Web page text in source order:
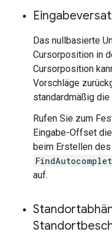
Das nullbasierte
Cursorposition in
Cursorposition
Vorschläge
standardmäßig
Rufen Sie zum
Eingabe-Offset
beim Erstellen des
auf.